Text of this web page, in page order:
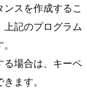
スを作成するこ
上記のプログラム
る場合は、キーペ
ます。